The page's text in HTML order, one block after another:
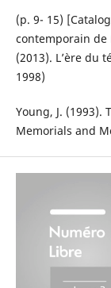
(p. 9- 15)
contemporain de
(2013). L’ère du
1998)
Young, J. (1993).
Memorials and